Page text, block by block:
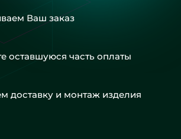
Ваш заказ
оставшуюся часть оплаты
доставку и монтаж изделия